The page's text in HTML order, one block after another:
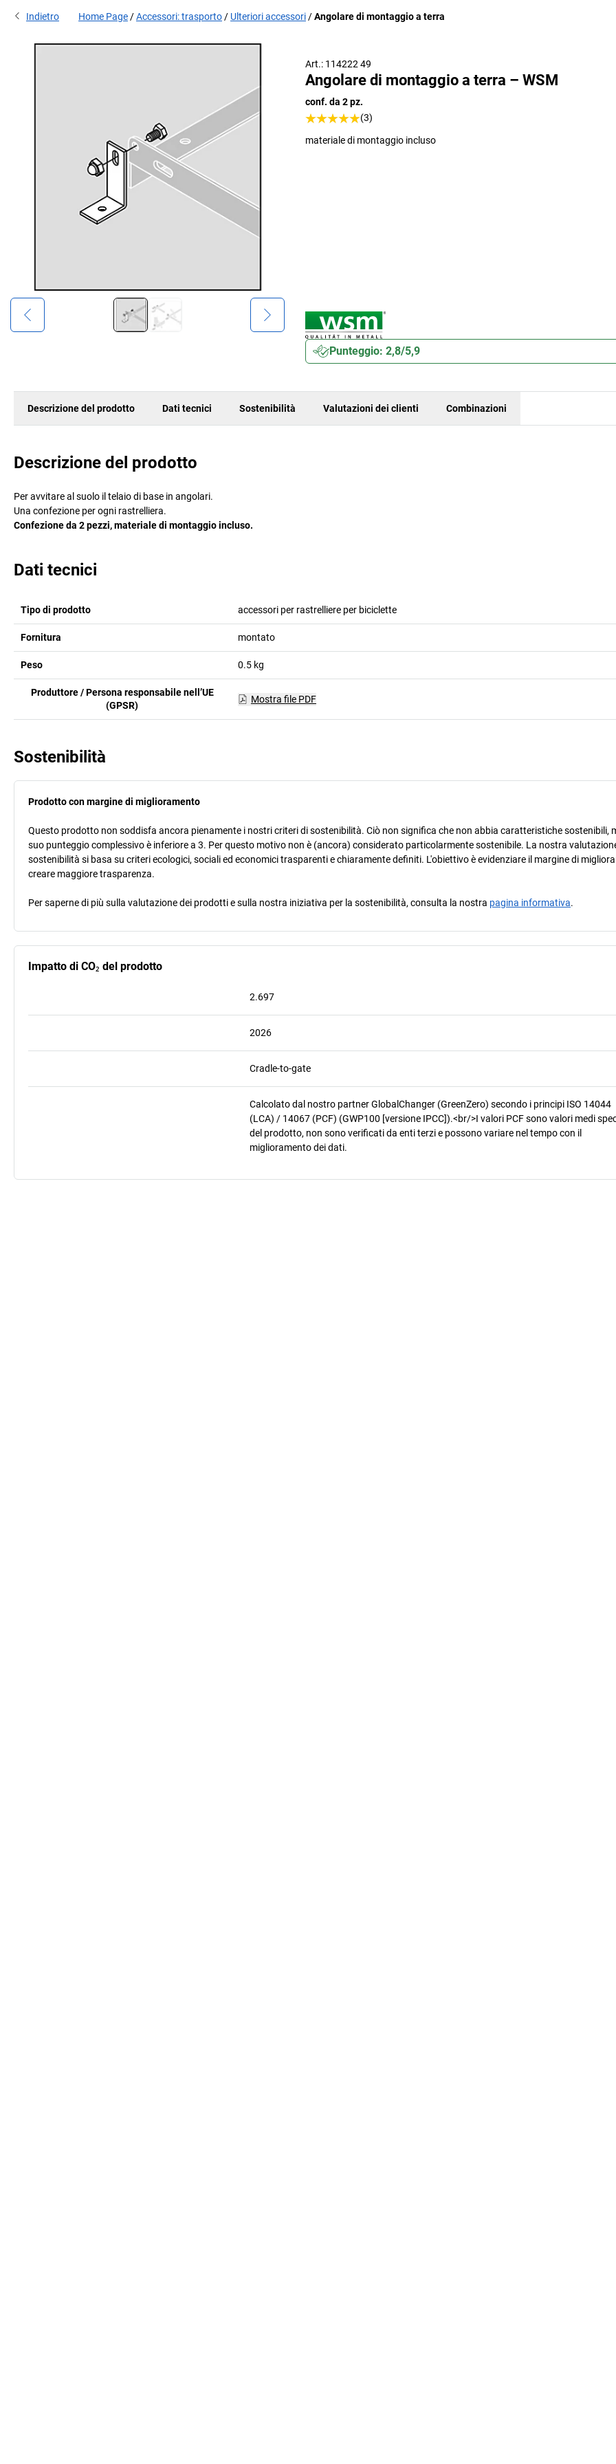
Indietro Home Page Accessori: trasporto Ulteriori accessori Angolare di montaggio a terra
Art.: 114222 49
Angolare di montaggio a terra – WSM
conf. da 2 pz.
(3)
materiale di montaggio incluso
Punteggio: 2,8/5,9
Descrizione del prodotto Dati tecnici Sostenibilità Valutazioni dei clienti Combinazioni
Descrizione del prodotto
Per avvitare al suolo il telaio di base in angolari.
Una confezione per ogni rastrelliera.
Confezione da 2 pezzi, materiale di montaggio incluso.
Dati tecnici
Tipo di prodotto accessori per rastrelliere per biciclette
Fornitura montato
Peso 0.5 kg
Produttore / Persona responsabile nell’UE
(GPSR)
Mostra file PDF
Sostenibilità
Prodotto con margine di miglioramento
Questo prodotto non soddisfa ancora pienamente i nostri criteri di sostenibilità. Ciò non significa che non abbia caratteristiche sostenibili,
suo punteggio complessivo è inferiore a 3. Per questo motivo non è (ancora) considerato particolarmente sostenibile. La nostra
sostenibilità si basa su criteri ecologici, sociali ed economici trasparenti e chiaramente definiti. L'obiettivo è evidenziare il margine di
creare maggiore trasparenza.
Per saperne di più sulla valutazione dei prodotti e sulla nostra iniziativa per la sostenibilità, consulta la nostra pagina informativa.
Impatto di CO₂ del prodotto
2.697
2026
Cradle-to-gate
Calcolato dal nostro partner GlobalChanger (GreenZero) secondo i principi ISO 14044
(LCA) / 14067 (PCF) (GWP100 [versione IPCC]).<br/>I valori PCF sono valori medi
del prodotto, non sono verificati da enti terzi e possono variare nel tempo con il
miglioramento dei dati.